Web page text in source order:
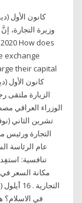
وزيرة التجارة،
exchange
their capital
الزيارة ملتقى
التجارة
عام الرئاسة
تنافسية:
مكانة السعر في
في الاسلام؟